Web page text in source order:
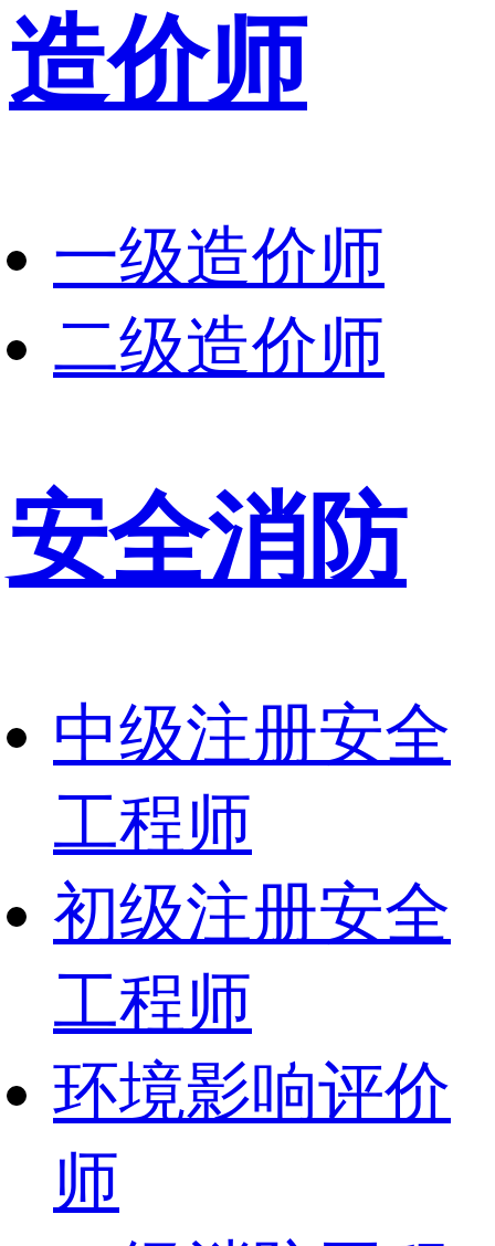
造价师
一级造价师
二级造价师
安全消防
中级注册安全
工程师
初级注册安全
工程师
环境影响评价
师